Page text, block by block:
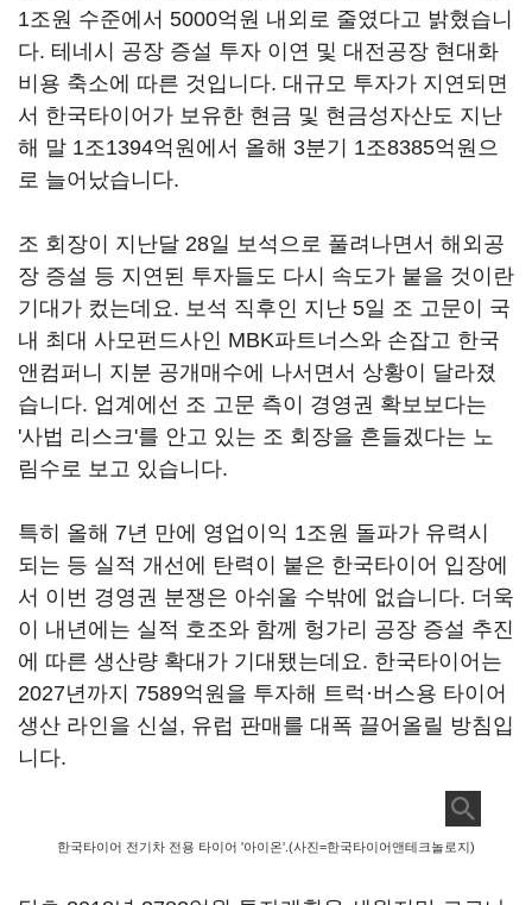
1조원 수준에서 5000억원 내외로 줄였다고 밝혔습니
다. 테네시 공장 증설 투자 이연 및 대전공장 현대화
비용 축소에 따른 것입니다. 대규모 투자가 지연되면
서 한국타이어가 보유한 현금 및 현금성자산도 지난
해 말 1조1394억원에서 올해 3분기 1조8385억원으
로 늘어났습니다.
조 회장이 지난달 28일 보석으로 풀려나면서 해외공
장 증설 등 지연된 투자들도 다시 속도가 붙을 것이란
기대가 컸는데요. 보석 직후인 지난 5일 조 고문이 국
내 최대 사모펀드사인 MBK파트너스와 손잡고 한국
앤컴퍼니 지분 공개매수에 나서면서 상황이 달라졌
습니다. 업계에선 조 고문 측이 경영권 확보보다는
'사법 리스크'를 안고 있는 조 회장을 흔들겠다는 노
림수로 보고 있습니다.
특히 올해 7년 만에 영업이익 1조원 돌파가 유력시
되는 등 실적 개선에 탄력이 붙은 한국타이어 입장에
서 이번 경영권 분쟁은 아쉬울 수밖에 없습니다. 더욱
이 내년에는 실적 호조와 함께 헝가리 공장 증설 추진
에 따른 생산량 확대가 기대됐는데요. 한국타이어는
2027년까지 7589억원을 투자해 트럭·버스용 타이어
생산 라인을 신설, 유럽 판매를 대폭 끌어올릴 방침입
니다.
한국타이어 전기차 전용 타이어 '아이온'.(사진=한국타이어앤테크놀로지)